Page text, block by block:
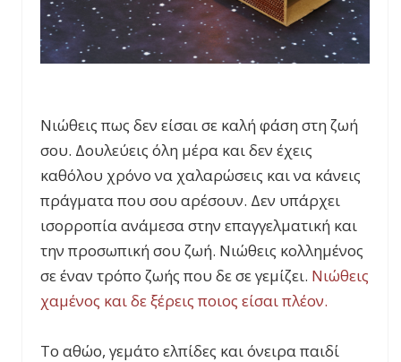
Νιώθεις πως δεν είσαι σε καλή φάση στη ζωή
σου. Δουλεύεις όλη μέρα και δεν έχεις
καθόλου χρόνο να χαλαρώσεις και να κάνεις
πράγματα που σου αρέσουν. Δεν υπάρχει
ισορροπία ανάμεσα στην επαγγελματική και
την προσωπική σου ζωή. Νιώθεις κολλημένος
σε έναν τρόπο ζωής που δε σε γεμίζει. Νιώθεις
χαμένος και δε ξέρεις ποιος είσαι πλέον.
Το αθώο, γεμάτο ελπίδες και όνειρα παιδί